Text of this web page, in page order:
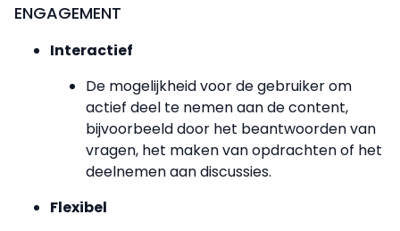
ENGAGEMENT
Interactief
De mogelijkheid voor de gebruiker om
actief deel te nemen aan de content,
bijvoorbeeld door het beantwoorden van
vragen, het maken van opdrachten of het
deelnemen aan discussies.
Flexibel